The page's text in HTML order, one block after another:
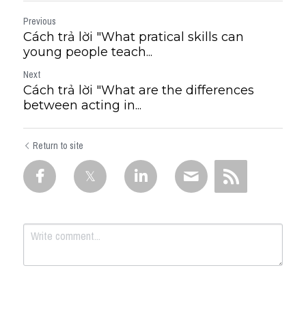
Previous
Cách trả lời "What pratical skills can
young people teach...
Next
Cách trả lời "What are the differences
between acting in...
Return to site